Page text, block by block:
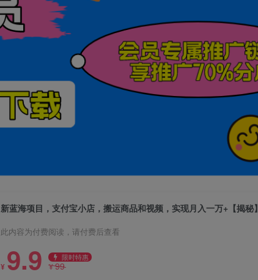
新蓝海项目，支付宝小店，搬运商品和视频，实现月入一万+【揭秘】
此内容为付费阅读，请付费后查看
¥ 9.9 限时特惠
¥99